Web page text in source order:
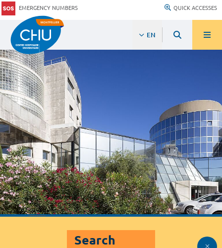
EMERGENCY NUMBERS QUICK ACCESSES
EN
Search